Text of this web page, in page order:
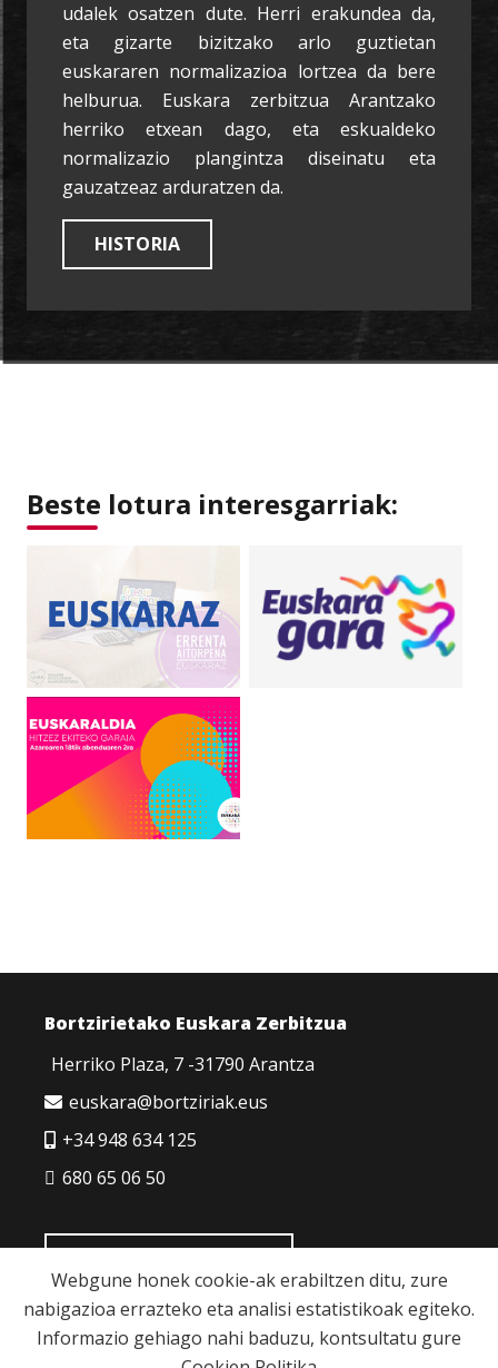
udalek osatzen dute. Herri erakundea da,
eta gizarte bizitzako arlo guztietan
euskararen normalizazioa lortzea da bere
helburua. Euskara zerbitzua Arantzako
herriko etxean dago, eta eskualdeko
normalizazio plangintza diseinatu eta
gauzatzeaz arduratzen da.
HISTORIA
Beste lotura interesgarriak:
Bortzirietako Euskara Zerbitzua
Herriko Plaza, 7 -31790 Arantza
euskara@bortziriak.eus
+34 948 634 125
680 65 06 50
Webgune honek cookie-ak erabiltzen ditu, zure
nabigazioa errazteko eta analisi estatistikoak egiteko.
Informazio gehiago nahi baduzu, kontsultatu gure